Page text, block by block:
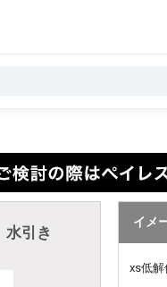
水引き
イメ
xs低解